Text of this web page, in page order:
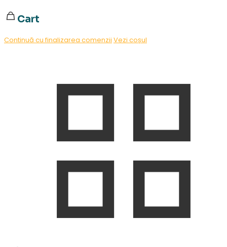
Cart
Continuă cu finalizarea comenzii Vezi coșul